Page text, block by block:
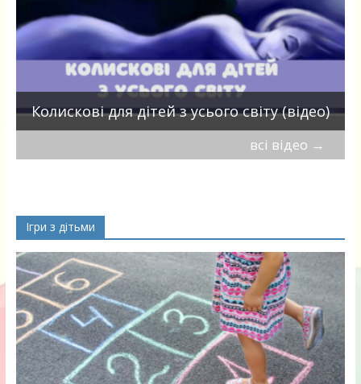
Колискові для дітей з усього світу (відео)
всі відео →
Ігри з дітьми